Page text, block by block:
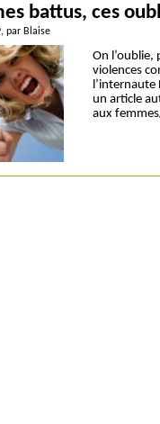
battus, ces
, par Blaise
On l’oublie,
violences
l’internaute
un article
aux